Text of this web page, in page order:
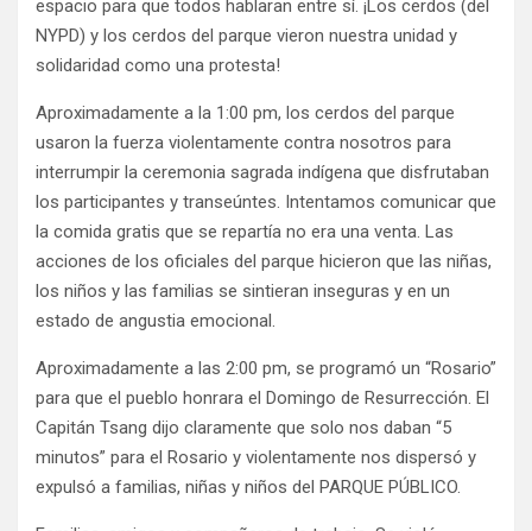
espacio para que todos hablaran entre sí. ¡Los cerdos (del
NYPD) y los cerdos del parque vieron nuestra unidad y
solidaridad como una protesta!
Aproximadamente a la 1:00 pm, los cerdos del parque
usaron la fuerza violentamente contra nosotros para
interrumpir la ceremonia sagrada indígena que disfrutaban
los participantes y transeúntes. Intentamos comunicar que
la comida gratis que se repartía no era una venta. Las
acciones de los oficiales del parque hicieron que las niñas,
los niños y las familias se sintieran inseguras y en un
estado de angustia emocional.
Aproximadamente a las 2:00 pm, se programó un “Rosario”
para que el pueblo honrara el Domingo de Resurrección. El
Capitán Tsang dijo claramente que solo nos daban “5
minutos” para el Rosario y violentamente nos dispersó y
expulsó a familias, niñas y niños del PARQUE PÚBLICO.